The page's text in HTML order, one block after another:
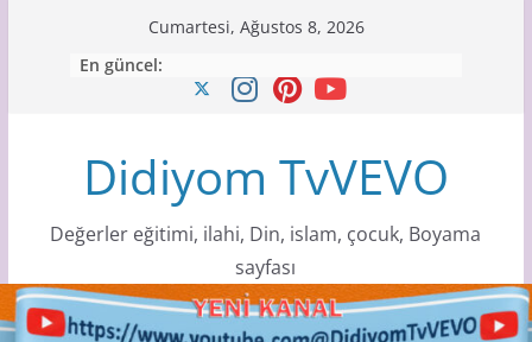
Cumartesi, Ağustos 8, 2026
En güncel:
Didiyom TvVEVO
Değerler eğitimi, ilahi, Din, islam, çocuk, Boyama
sayfası